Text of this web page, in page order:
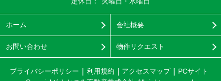
ホーム 会社概要
お問い合わせ 物件リクエスト
プライバシーポリシー 利用規約 アクセスマップ
PCサイト